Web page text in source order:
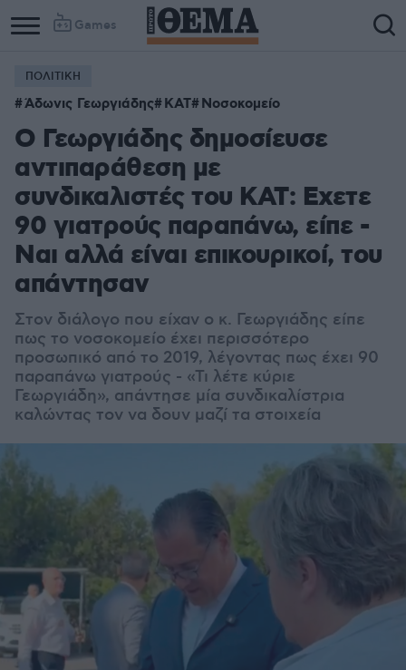
Games
ΠΟΛΙΤΙΚΗ
Άδωνις Γεωργιάδης ΚΑΤ Νοσοκομείο
Ο Γεωργιάδης δημοσίευσε
αντιπαράθεση με
συνδικαλιστές του ΚΑΤ: Εχετε
90 γιατρούς παραπάνω, είπε -
Ναι αλλά είναι επικουρικοί, του
απάντησαν
Στον διάλογο που είχαν ο κ. Γεωργιάδης είπε
πως το νοσοκομείο έχει περισσότερο
προσωπικό από το 2019, λέγοντας πως έχει 90
παραπάνω γιατρούς - «Τι λέτε κύριε
Γεωργιάδη», απάντησε μία συνδικαλίστρια
καλώντας τον να δουν μαζί τα στοιχεία